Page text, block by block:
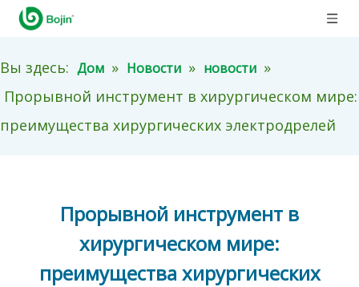
Вы здесь: Дом » Новости » новости »
Прорывной инструмент в хирургическом мире:
преимущества хирургических электродрелей
Прорывной инструмент в
хирургическом мире:
преимущества хирургических